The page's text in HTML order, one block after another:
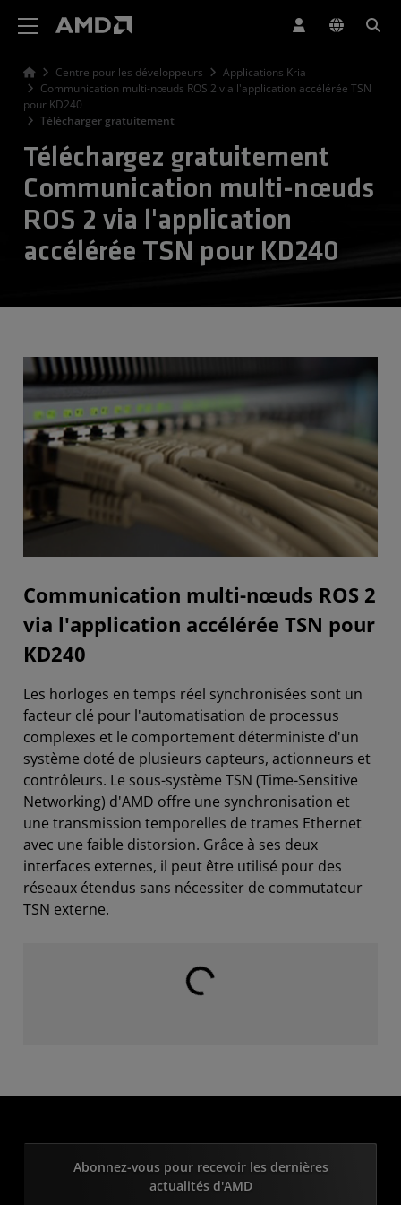
Centre pour les développeurs
Applications Kria
Communication multi-nœuds ROS 2 via l'application accélérée TSN
pour KD240
Télécharger gratuitement
Téléchargez gratuitement
Communication multi-nœuds
ROS 2 via l'application
accélérée TSN pour KD240
Communication multi-nœuds ROS 2
via l'application accélérée TSN pour
KD240
Les horloges en temps réel synchronisées sont un
facteur clé pour l'automatisation de processus
complexes et le comportement déterministe d'un
système doté de plusieurs capteurs, actionneurs et
contrôleurs. Le sous-système TSN (Time-Sensitive
Networking) d'AMD offre une synchronisation et
une transmission temporelles de trames Ethernet
avec une faible distorsion. Grâce à ses deux
interfaces externes, il peut être utilisé pour des
réseaux étendus sans nécessiter de commutateur
TSN externe.
Chargement en cours...
Abonnez-vous pour recevoir les dernières
actualités d'AMD